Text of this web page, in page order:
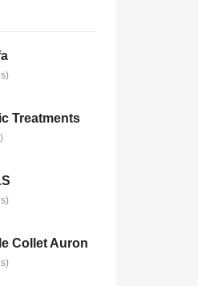
Treatments
Collet Auron